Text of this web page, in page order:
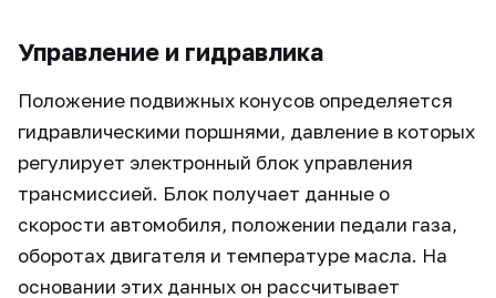
Управление и гидравлика
Положение подвижных конусов определяется
гидравлическими поршнями, давление в которых
регулирует электронный блок управления
трансмиссией. Блок получает данные о
скорости автомобиля, положении педали газа,
оборотах двигателя и температуре масла. На
основании этих данных он рассчитывает